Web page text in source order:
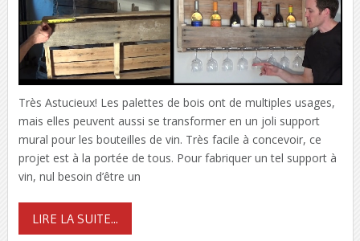
Très Astucieux! Les palettes de bois ont de multiples usages,
mais elles peuvent aussi se transformer en un joli support
mural pour les bouteilles de vin. Très facile à concevoir, ce
projet est à la portée de tous. Pour fabriquer un tel support à
vin, nul besoin d’être un
LIRE LA SUITE...